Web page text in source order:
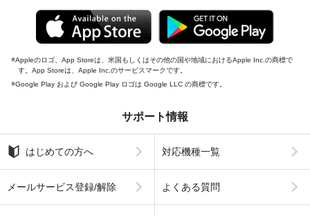
Appleのロゴ、App Storeは、米国もしくはその他の国や地域におけるApple Inc.の商標で
す。App Storeは、Apple Inc.のサービスマークです。
Google Play および Google Play ロゴは Google LLC の商標です。
サポート情報
はじめての方へ 対応機種一覧
メールサービス登録/解除 よくある質問